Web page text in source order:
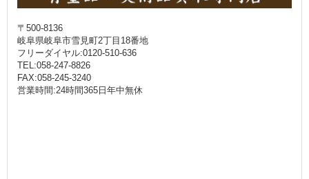
〒500-8136
岐阜県岐阜市雪見町2丁目18番地
フリーダイヤル:0120-510-636
TEL:058-247-8826
FAX:058-245-3240
営業時間:24時間365日年中無休